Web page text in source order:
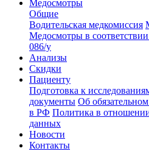
Медосмотры
Общие
Водительская медкомиссия
Медосмотры в
086/у
Анализы
Скидки
Пациенту
Подготовка к
документы Об
в РФ Политика в
данных
Новости
Контакты